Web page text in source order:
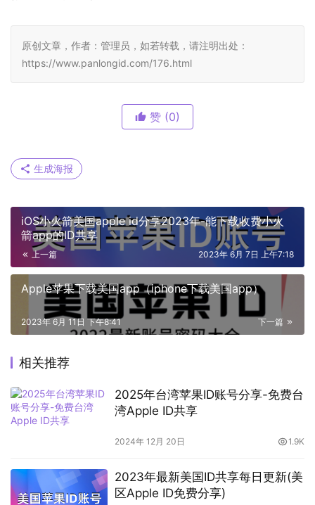
原创文章，作者：管理员，如若转载，请注明出处：
https://www.panlongid.com/176.html
赞 (0)
生成海报
iOS小火箭美国apple id分享2023年-能下载收费小火
箭app的ID共享
上一篇 2023年 6月 7日 上午7:18
Apple苹果下载美国app（iphone下载美国app）
下一篇
2023年 6月 11日 下午8:41
相关推荐
2025年台湾苹果ID账号分享-免费台
湾Apple ID共享
2024年 12月 20日 1.9K
2023年最新美国ID共享每日更新(美
区Apple ID免费分享)